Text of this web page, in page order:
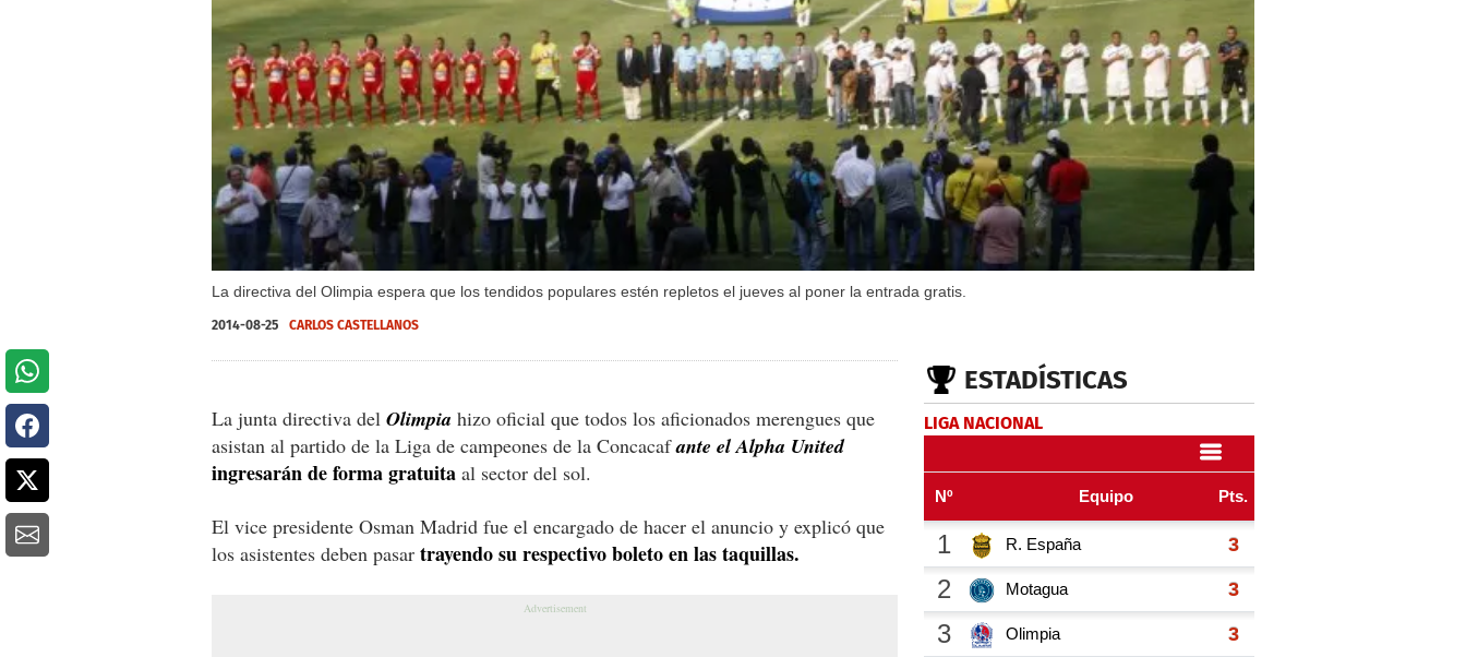
La directiva del Olimpia espera que los tendidos populares estén repletos el jueves al poner la entrada gratis.
2014-08-25 CARLOS CASTELLANOS
La junta directiva del Olimpia hizo oficial que todos los aficionados merengues que
asistan al partido de la Liga de campeones de la Concacafante el Alpha United
ingresarán de forma gratuita al sector del sol.
El vice presidente Osman Madrid fue el encargado de hacer el anuncio y explicó que
los asistentes deben pasar trayendo su respectivo boleto en las taquillas.
ESTADÍSTICAS
LIGA NACIONAL